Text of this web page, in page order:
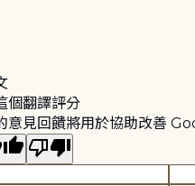
個翻譯評分
意見回饋將用於協助改善